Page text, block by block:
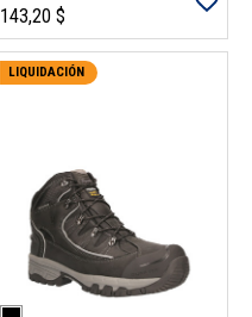
143,20 $
LIQUIDACIÓN